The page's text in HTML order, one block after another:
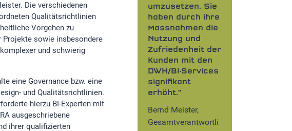
Die verschiedenen
Qualitätsrichtlinien
Vorgehen zu
Projekte sowie insbesondere
und schwierig
eine Governance bzw. eine
und Qualitätsrichtlinien.
hierzu BI-Experten mit
ausgeschriebene
ihrer qualifizierten
umzusetzen. Sie
haben durch ihre
Massnahmen die
Nutzung und
Zufriedenheit der
Kunden mit den
DWH/BI-Services
signifikant
erhöht."
Bernd Meister,
Gesamtverantwortli